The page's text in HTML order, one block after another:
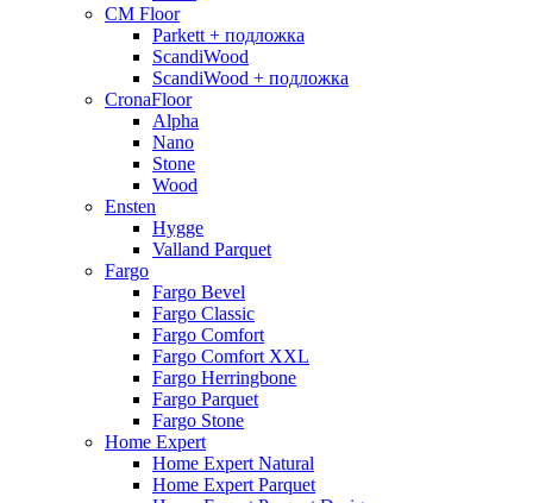
CM Floor
Parkett + подложка
ScandiWood
ScandiWood + подложка
CronaFloor
Alpha
Nano
Stone
Wood
Ensten
Hygge
Valland Parquet
Fargo
Fargo Bevel
Fargo Classic
Fargo Comfort
Fargo Comfort XXL
Fargo Herringbone
Fargo Parquet
Fargo Stone
Home Expert
Home Expert Natural
Home Expert Parquet